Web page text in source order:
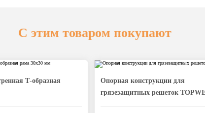
С этим товаром покупают
Т-образная
Опорная конструкции для
грязезащитных решеток